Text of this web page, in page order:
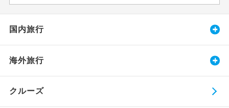
国内旅行
海外旅行
クルーズ